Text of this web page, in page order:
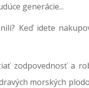
generácie...
Keď idete
zodpovednosť a
morských